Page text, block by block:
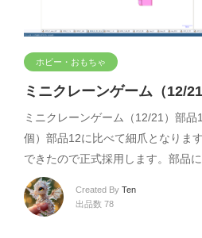
ホビー・おもちゃ
ミニクレーンゲーム（12/
ミニクレーンゲーム（12/21）部
個）部品12に比べて細爪となりま
できたので正式採用します。部品
Created By Ten
出品数 78